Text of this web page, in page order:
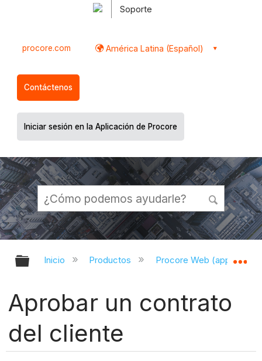
Soporte
procore.com América Latina (Español)
Contáctenos
Iniciar sesión en la Aplicación de Procore
Expandir/contraer jerarquía global
Inicio Productos Procore Web
Aprobar un contrato
del cliente